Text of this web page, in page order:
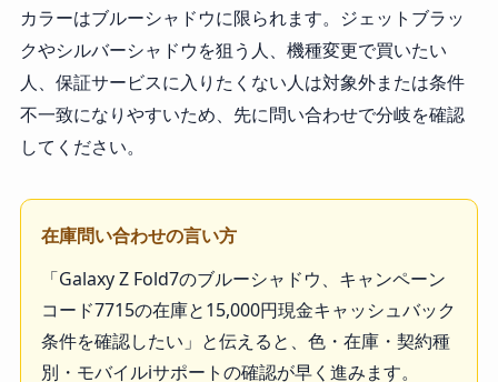
カラーはブルーシャドウに限られます。ジェットブラッ
クやシルバーシャドウを狙う人、機種変更で買いたい
人、保証サービスに入りたくない人は対象外または条件
不一致になりやすいため、先に問い合わせで分岐を確認
してください。
在庫問い合わせの言い方
「Galaxy Z Fold7のブルーシャドウ、キャンペーン
コード7715の在庫と15,000円現金キャッシュバック
条件を確認したい」と伝えると、色・在庫・契約種
別・モバイルiサポートの確認が早く進みます。